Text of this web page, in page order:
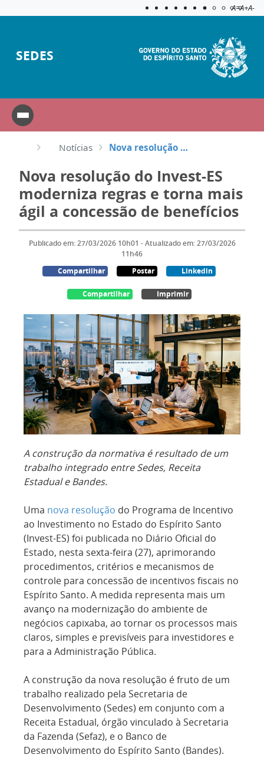
Aplicar
A=A+A-
SEDES
Notícias Nova resolução do Invest-ES moderniza regras e torna mais ágil a concessão de benefícios
Nova resolução do Invest-ES
moderniza regras e torna mais
ágil a concessão de benefícios
Publicado em: 27/03/2026 10h01 - Atualizado em: 27/03/2026
11h46
Compartilhar
Postar Linkedin
Compartilhar Imprimir
A construção da normativa é resultado de um
trabalho integrado entre Sedes, Receita
Estadual e Bandes.
Uma nova resolução do Programa de Incentivo
ao Investimento no Estado do Espírito Santo
(Invest-ES) foi publicada no Diário Oficial do
Estado, nesta sexta-feira (27), aprimorando
procedimentos, critérios e mecanismos de
controle para concessão de incentivos fiscais no
Espírito Santo. A medida representa mais um
avanço na modernização do ambiente de
negócios capixaba, ao tornar os processos mais
claros, simples e previsíveis para investidores e
para a Administração Pública.
A construção da nova resolução é fruto de um
trabalho realizado pela Secretaria de
Desenvolvimento (Sedes) em conjunto com a
Receita Estadual, órgão vinculado à Secretaria
da Fazenda (Sefaz), e o Banco de
Desenvolvimento do Espírito Santo (Bandes).